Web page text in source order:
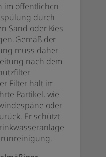
im öffentlichen
durch
Sand oder Kies
Gemäß der
muss daher
nach dem
Filter hält im
Partikel, wie
oder
Er schützt